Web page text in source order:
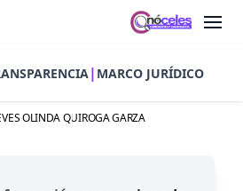
| MARCO JURÍDICO
OLINDA QUIROGA GARZA